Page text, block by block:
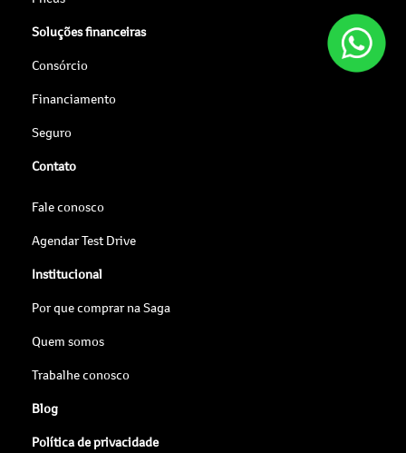
Soluções financeiras
Consórcio
Financiamento
Seguro
Contato
Fale conosco
Agendar Test Drive
Institucional
Por que comprar na Saga
Quem somos
Trabalhe conosco
Blog
Política de privacidade